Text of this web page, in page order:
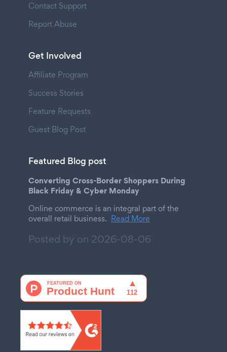
Contact Support
Report Abuse
Get Involved
Affiliate Program
Success Stories
Feature Requests
Guest Blog Post
Featured Blog post
Converting Cross-Border Shoppers During
Black Friday & Cyber Monday
Online commerce is an integral part of the
overall retail business. Read More
Posted by on 2026-08-06